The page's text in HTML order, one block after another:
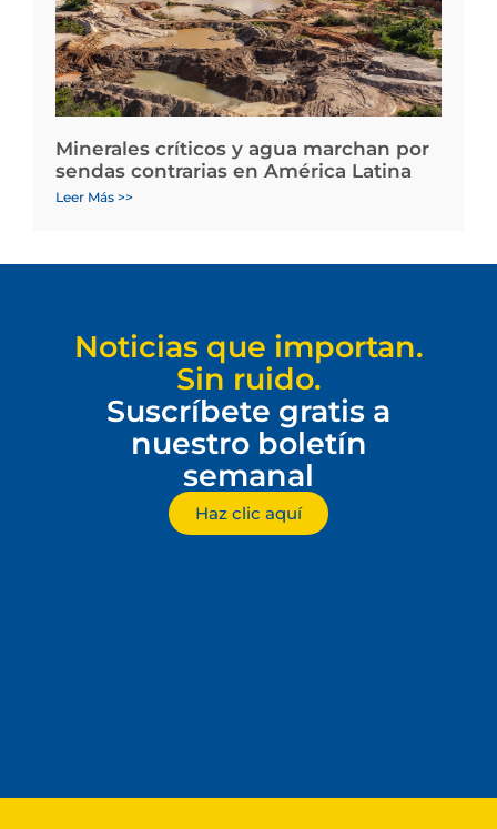
Minerales críticos y agua marchan por
sendas contrarias en América Latina
Leer Más >>
Noticias que importan.
Sin ruido.
Suscríbete gratis a
nuestro boletín
semanal
Haz clic aquí